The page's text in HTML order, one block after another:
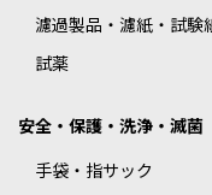
濾過製品・濾紙・試験
試薬
安全・保護・洗浄・滅菌
手袋・指サック